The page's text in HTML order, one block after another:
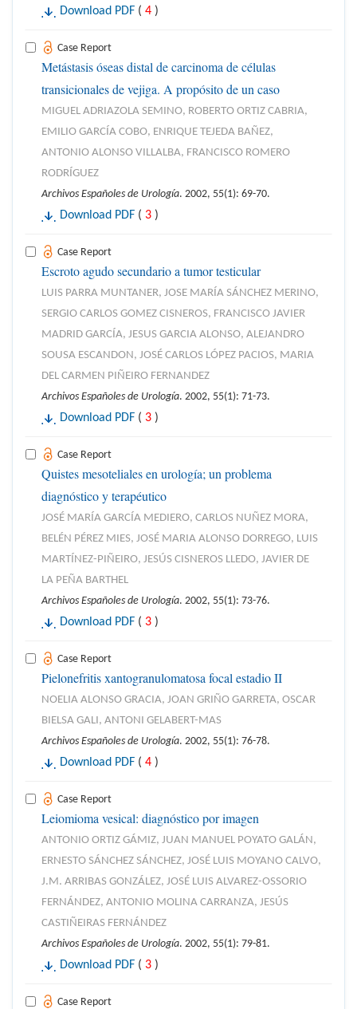
Download PDF ( 4 )
Case Report
Metástasis óseas distal de carcinoma de células
transicionales de vejiga. A propósito de un caso
MIGUEL ADRIAZOLA SEMINO, ROBERTO ORTIZ CABRIA,
EMILIO GARCÍA COBO, ENRIQUE TEJEDA BAÑEZ,
ANTONIO ALONSO VILLALBA, FRANCISCO ROMERO
RODRÍGUEZ
Archivos Españoles de Urología. 2002, 55(1): 69-70.
Download PDF ( 3 )
Case Report
Escroto agudo secundario a tumor testicular
LUIS PARRA MUNTANER, JOSE MARÍA SÁNCHEZ MERINO,
SERGIO CARLOS GOMEZ CISNEROS, FRANCISCO JAVIER
MADRID GARCÍA, JESUS GARCIA ALONSO, ALEJANDRO
SOUSA ESCANDON, JOSÉ CARLOS LÓPEZ PACIOS, MARIA
DEL CARMEN PIÑEIRO FERNANDEZ
Archivos Españoles de Urología. 2002, 55(1): 71-73.
Download PDF ( 3 )
Case Report
Quistes mesoteliales en urología; un problema
diagnóstico y terapéutico
JOSÉ MARÍA GARCÍA MEDIERO, CARLOS NUÑEZ MORA,
BELÉN PÉREZ MIES, JOSÉ MARIA ALONSO DORREGO, LUIS
MARTÍNEZ-PIÑEIRO, JESÚS CISNEROS LLEDO, JAVIER DE
LA PEÑA BARTHEL
Archivos Españoles de Urología. 2002, 55(1): 73-76.
Download PDF ( 3 )
Case Report
Pielonefritis xantogranulomatosa focal estadio II
NOELIA ALONSO GRACIA, JOAN GRIÑO GARRETA, OSCAR
BIELSA GALI, ANTONI GELABERT-MAS
Archivos Españoles de Urología. 2002, 55(1): 76-78.
Download PDF ( 4 )
Case Report
Leiomioma vesical: diagnóstico por imagen
ANTONIO ORTIZ GÁMIZ, JUAN MANUEL POYATO GALÁN,
ERNESTO SÁNCHEZ SÁNCHEZ, JOSÉ LUIS MOYANO CALVO,
J.M. ARRIBAS GONZÁLEZ, JOSÉ LUIS ALVAREZ-OSSORIO
FERNÁNDEZ, ANTONIO MOLINA CARRANZA, JESÚS
CASTIÑEIRAS FERNÁNDEZ
Archivos Españoles de Urología. 2002, 55(1): 79-81.
Download PDF ( 3 )
Case Report